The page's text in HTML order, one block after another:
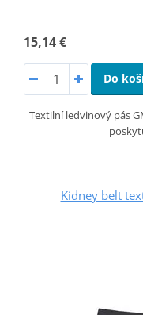
15,14 €
Do
Textilní ledvinový pás
Kidney belt